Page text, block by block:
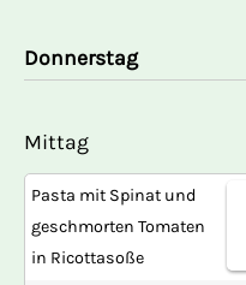
Donnerstag
Mittag
Pasta mit Spinat und
geschmorten Tomaten
in Ricottasoße